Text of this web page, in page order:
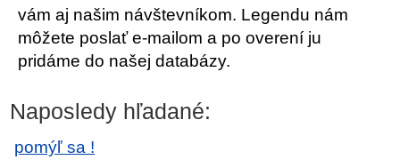
vám aj našim návštevníkom. Legendu nám
môžete poslať e-mailom a po overení ju
pridáme do našej databázy.
Naposledy hľadané:
pomýľ sa !